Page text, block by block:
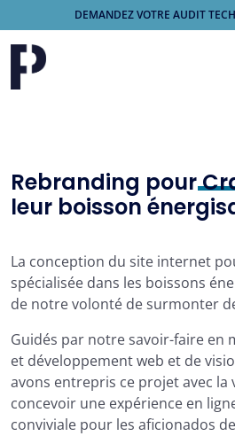
DEMANDEZ VOTRE AUDIT
Aller au contenu
Navigation principale
Rebranding pour
leur boisson
La conception du site internet
spécialisée dans les boissons
de notre volonté de surmonter
Guidés par notre savoir-faire en
et développement web et de
avons entrepris ce projet avec la
concevoir une expérience en
conviviale pour les aficionados